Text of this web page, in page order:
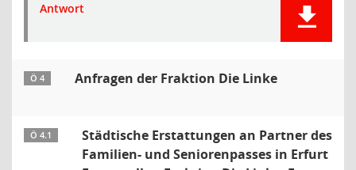
Antwort
Ö 4 Anfragen der Fraktion Die Linke
Ö 4.1
Städtische Erstattungen an Partner des
Familien- und Seniorenpasses in Erfurt